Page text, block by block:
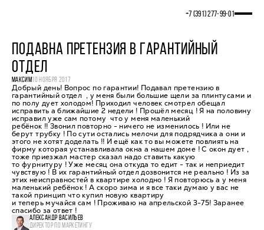
+7 (391) 277‒99‒01
ПОДАВНА ПРЕТЕНЗИЯ В ГАРАНТИЙНЫЙ
ОТДЕЛ
МАКСИМ10 НОЯБРЯ 2017
Добрый день! Вопрос по гарантии! Подавал претензию в
гарантийный отдел , у меня были большие щели за плинтусами и
по полу дует холодом! Приходил человек смотрел обещал
исправить а ближайшие 2 недели ! Прошёл месяц ! Я на половину
исправил уже сам потому что у меня маленький
ребёнок !! Звонил повторно - ничего не изменилось ! Или не
берут трубку ! По сути остались мелочи для подрядчика а они и
этого не хотят доделать !! И ещё как то вы можете повлиять на
фирму которая устанавливала окна а нашем доме ! С окон дует ,
тоже приезжал мастер сказал надо ставить какую
то фурнитуру ! Уже месяц она откуда то едит - так и неприедит
чувствую ! В их гарантийный отдел дозвонится не реально ! Из за
этих неисправностей в квартире холодно ! Я повторюсь а у меня
маленький ребёнок ! А скоро зима и я все таки думаю у вас не
такой принцип что купил новую квартиру
и теперь мучайся сам ! Проживаю на апрельской 3-75! Заранее
спасибо за ответ !
АЛЕКСАНДР ВАСИЛЬЕВ
ДИРЕКТОР ПО МАРКЕТИНГУ